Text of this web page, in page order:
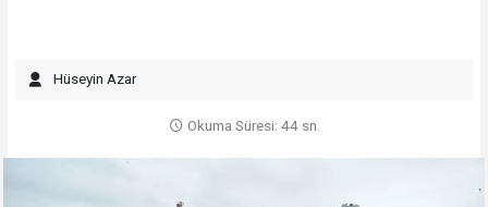
Hüseyin Azar
Okuma Süresi: 44 sn.